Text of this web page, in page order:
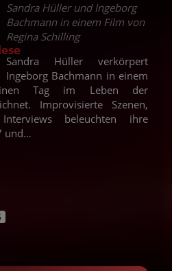
Sandra Hüller und Ingeborg
Bachmann in einem Film von
Regina Schilling
Sandra Hüller verkörpert
Ingeborg Bachmann in einem
Tag im Leben der
Improvisierte Szenen,
beleuchten ihre
und…